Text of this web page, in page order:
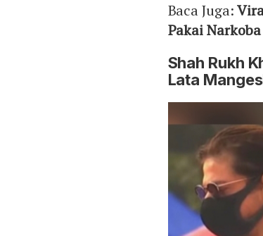
Baca Juga:
Pakai Narkoba
Shah Rukh
Lata